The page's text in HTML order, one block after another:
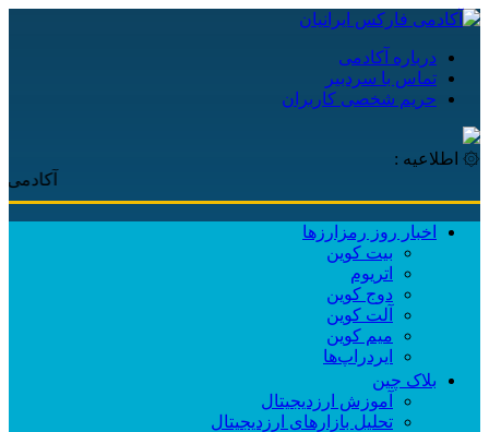
درباره آکادمی
تماس با سردبیر
حریم شخصی کاربران
۞ اطلاعیه :
آکادمی
اخبار روز رمزارزها
بیت کوین
اتریوم
دوج کوین
آلت کوین
میم کوین‌
ایردراپ‌ها
بلاک چین
آموزش ارزدیجیتال
تحلیل بازارهای ارزدیجیتال